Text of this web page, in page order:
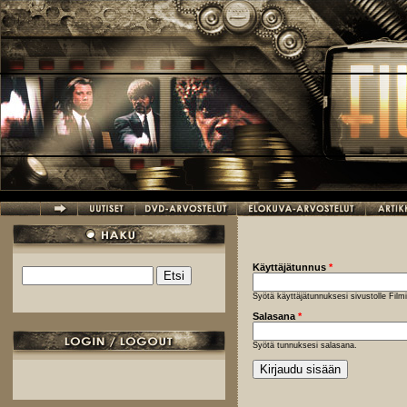
Hyppää pääsisältöön
Hakulomake
Käyttäjätunnus *
Syötä käyttäjätunnuksesi sivustolle
Salasana *
Syötä tunnuksesi salasana.